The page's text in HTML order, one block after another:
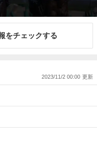
をチェックする
2023/11/2 00:00